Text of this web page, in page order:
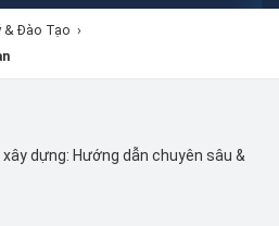
& Đào Tạo ›
dựng: Hướng dẫn chuyên sâu &